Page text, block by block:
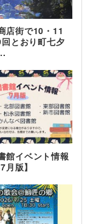
店街で10・11
とおり町七夕
館イベント情報
月版】